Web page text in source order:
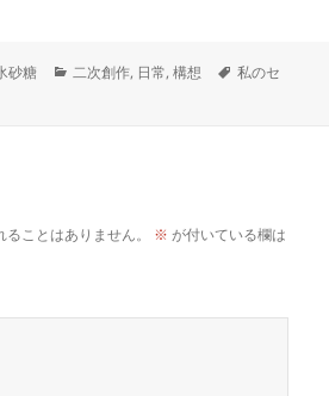
砂糖
カ
二次創作, 日常,構想
タ
私のセ
ことはありません。 ※ が付いている欄は